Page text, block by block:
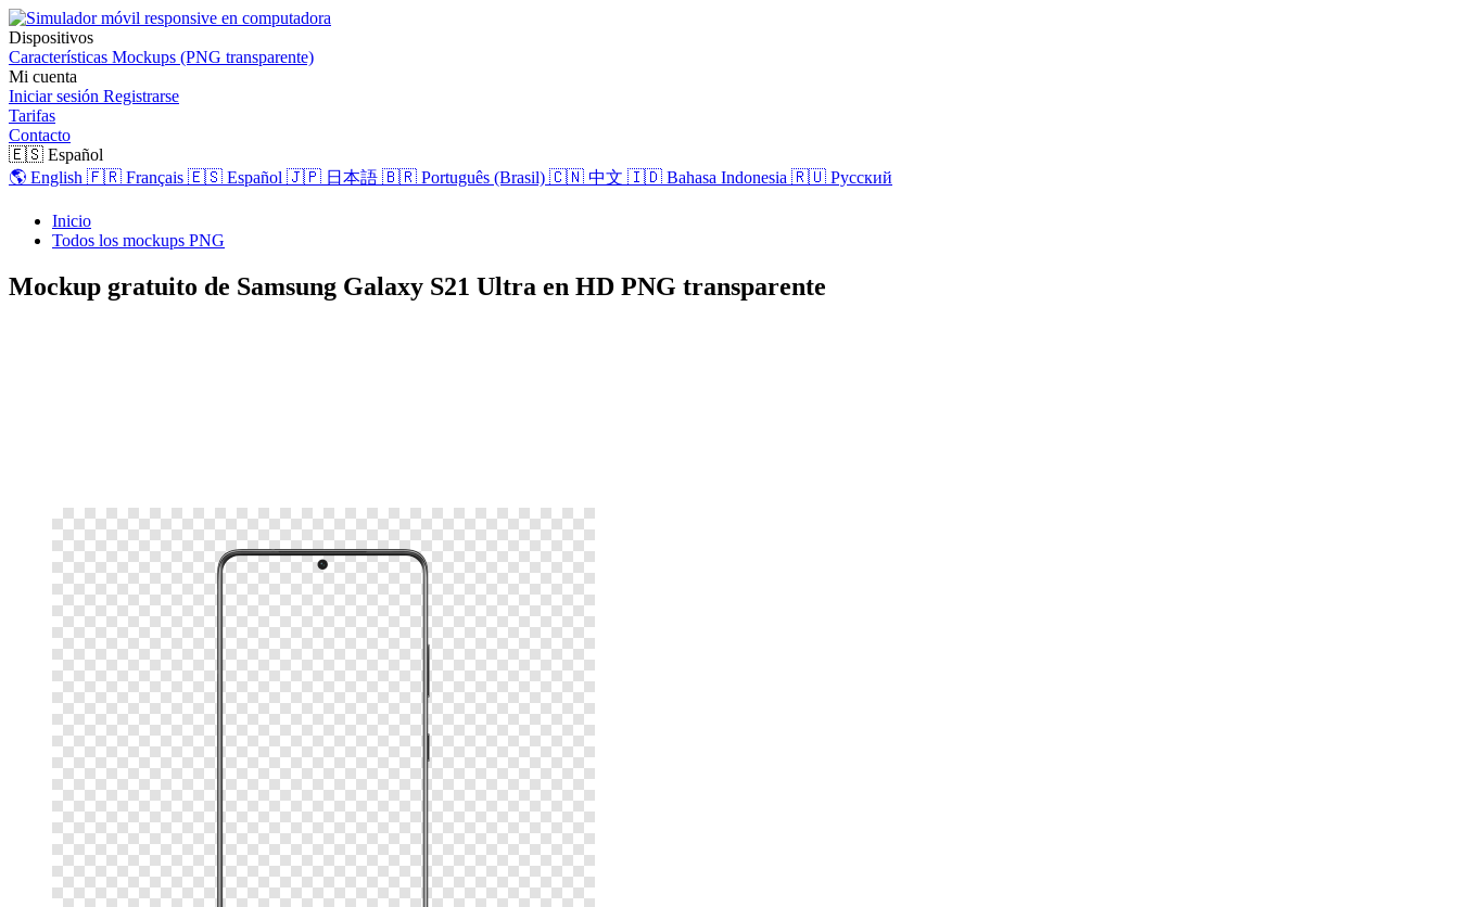
Dispositivos
Características Mockups (PNG transparente)
Mi cuenta
Iniciar sesión Registrarse
Tarifas
Contacto
🇪🇸 Español
🌎 English 🇫🇷 Français 🇪🇸 Español 🇯🇵 日本語 🇧🇷 Português (Brasil) 🇨🇳 中文 🇮🇩 Bahasa Indonesia 🇷🇺 Русский
Inicio
Todos los mockups PNG
Mockup gratuito de Samsung Galaxy S21 Ultra en HD PNG transparente